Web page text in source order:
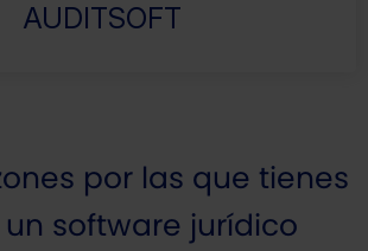
AUDITSOFT
por las que tienes
software jurídico